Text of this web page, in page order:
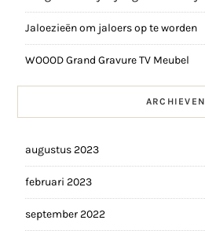
Jaloezieën om jaloers op te worden
WOOOD Grand Gravure TV Meubel
ARCHIEVEN
augustus 2023
februari 2023
september 2022